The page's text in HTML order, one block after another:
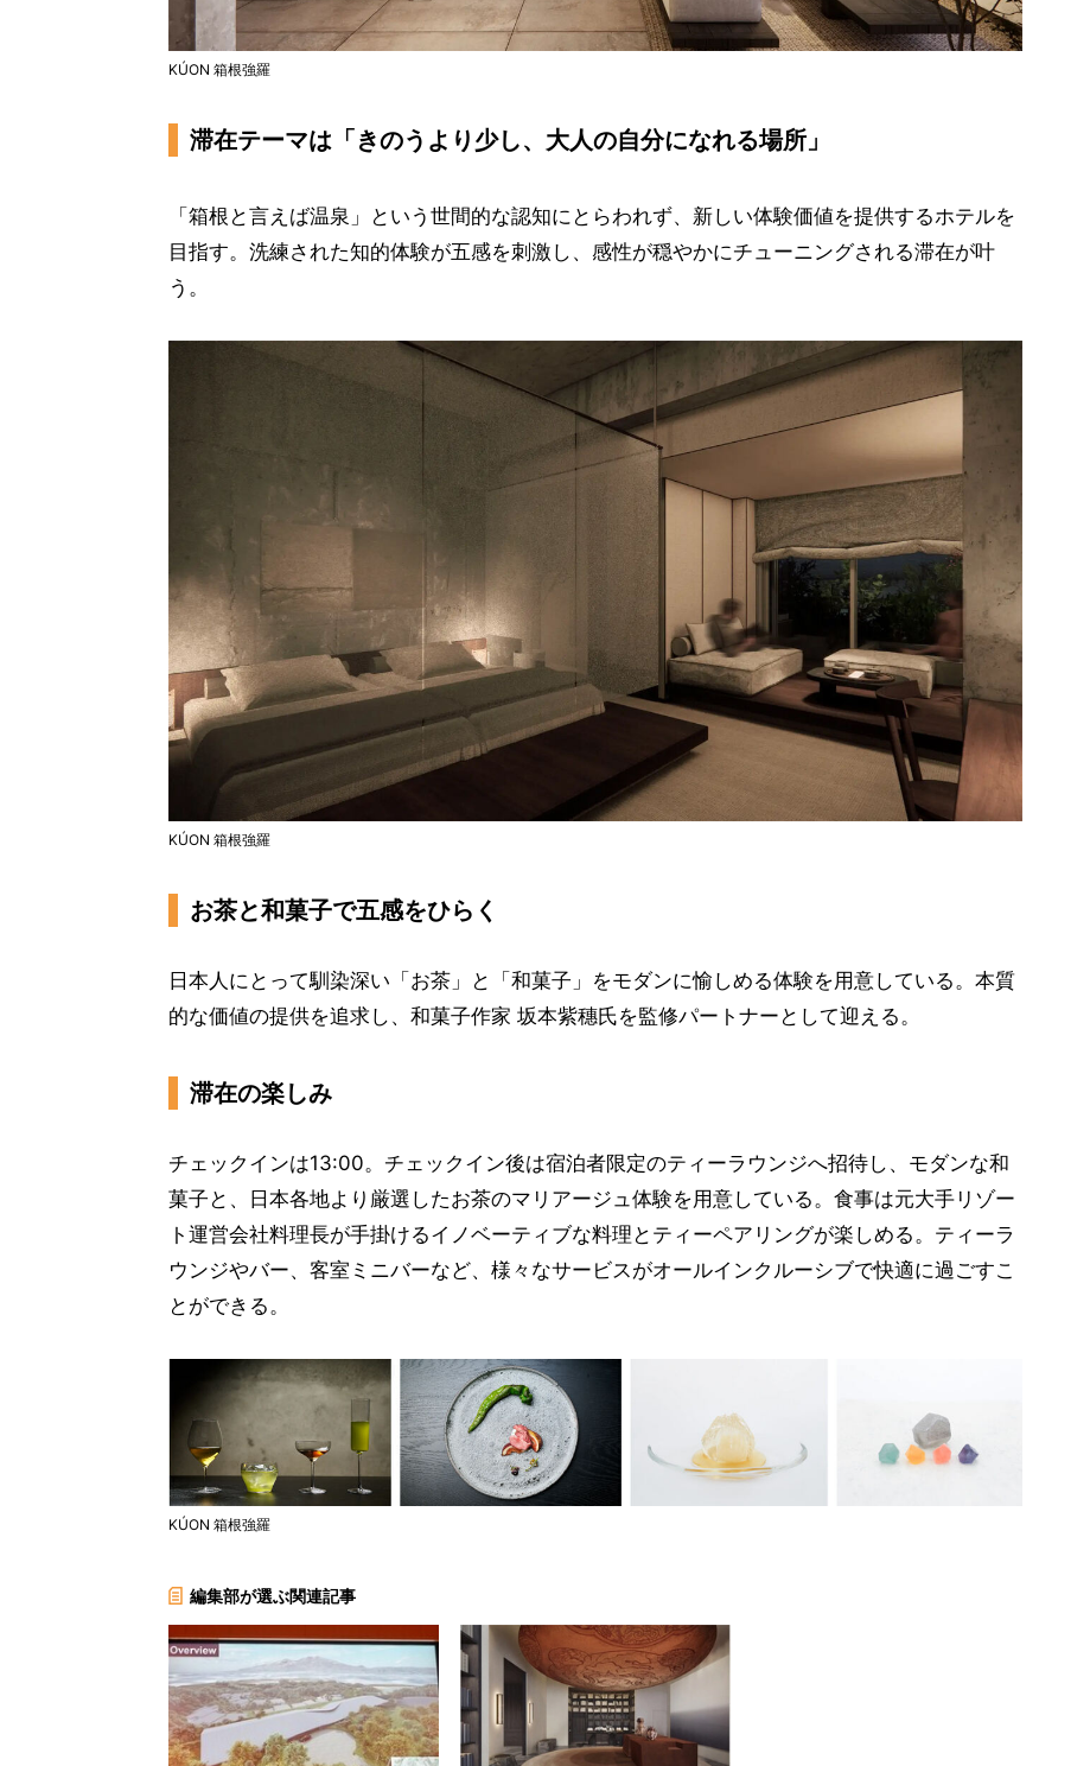
KÚON 箱根強羅
滞在テーマは「きのうより少し、大人の自分になれる場所」
「箱根と言えば温泉」という世間的な認知にとらわれず、新しい体験価値を提供するホテルを
目指す。洗練された知的体験が五感を刺激し、感性が穏やかにチューニングされる滞在が叶
う。
KÚON 箱根強羅
お茶と和菓子で五感をひらく
日本人にとって馴染深い「お茶」と「和菓子」をモダンに愉しめる体験を用意している。本質
的な価値の提供を追求し、和菓子作家 坂本紫穗氏を監修パートナーとして迎える。
滞在の楽しみ
チェックインは13:00。チェックイン後は宿泊者限定のティーラウンジへ招待し、モダンな和
菓子と、日本各地より厳選したお茶のマリアージュ体験を用意している。食事は元大手リゾー
ト運営会社料理長が手掛けるイノベーティブな料理とティーペアリングが楽しめる。ティーラ
ウンジやバー、客室ミニバーなど、様々なサービスがオールインクルーシブで快適に過ごすこ
とができる。
KÚON 箱根強羅
編集部が選ぶ関連記事